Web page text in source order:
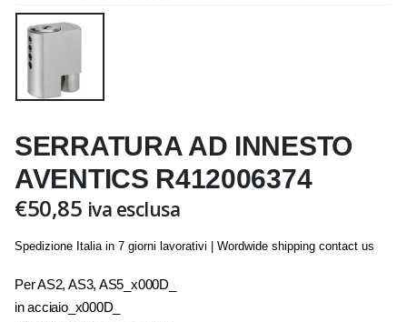
SERRATURA AD INNESTO
AVENTICS R412006374
€50,85 iva esclusa
Spedizione Italia in 7 giorni lavorativi | Wordwide shipping contact us
Per AS2, AS3, AS5_x000D_
in acciaio_x000D_